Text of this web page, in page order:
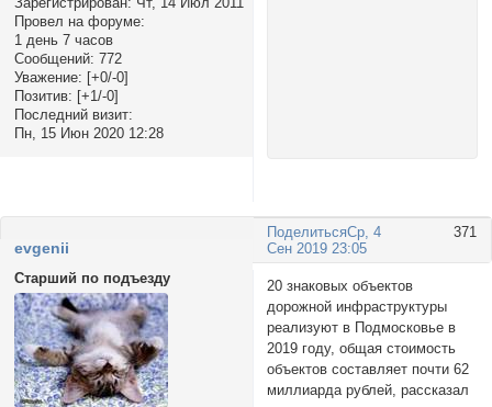
Провел на форуме:
1 день 7 часов
Сообщений: 772
Уважение: [+0/-0]
Позитив: [+1/-0]
Последний визит:
Пн, 15 Июн 2020 12:28
Поделиться 371
Ср, 4
Сен 2019 23:05
evgenii
Старший по подъезду
20 знаковых объектов
дорожной инфраструктуры
реализуют в Подмосковье в
2019 году, общая стоимость
объектов составляет почти 62
миллиарда рублей, рассказал